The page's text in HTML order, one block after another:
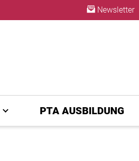
Newsletter
PTA AUSBILDUNG